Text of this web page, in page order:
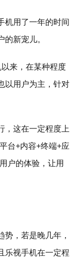
机用了一年的时间
新宠儿。
来，在某种程度
以用户为主，针对
，这在一定程度上
台+内容+终端+应
户的体验，让用
，若是晚几年，
乐视手机在一定程